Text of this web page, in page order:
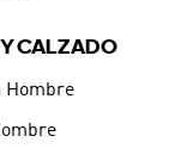
CALZADO
Hombre